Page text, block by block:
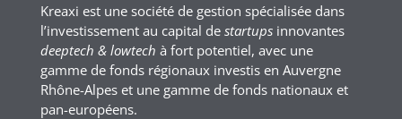
Kreaxi est une société de gestion spécialisée dans
l’investissement au capital de startupsinnovantes
deeptech & lowtech à fort potentiel, avec une
gamme de fonds régionaux investis en Auvergne
Rhône-Alpes et une gamme de fonds nationaux et
pan-européens.